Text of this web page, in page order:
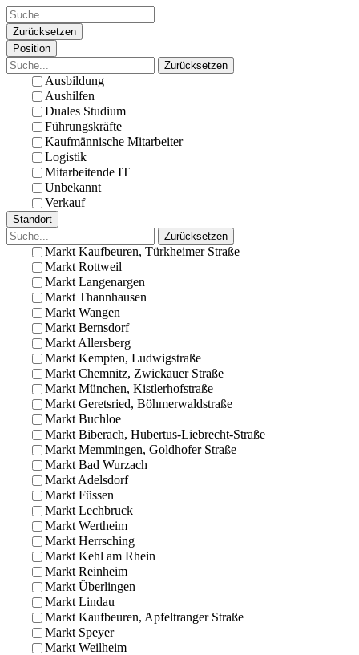
Zurücksetzen
Position
Zurücksetzen
Ausbildung
Aushilfen
Duales Studium
Führungskräfte
Kaufmännische Mitarbeiter
Logistik
Mitarbeitende IT
Unbekannt
Verkauf
Standort
Zurücksetzen
Markt Kaufbeuren, Türkheimer Straße
Markt Rottweil
Markt Langenargen
Markt Thannhausen
Markt Wangen
Markt Bernsdorf
Markt Allersberg
Markt Kempten, Ludwigstraße
Markt Chemnitz, Zwickauer Straße
Markt München, Kistlerhofstraße
Markt Geretsried, Böhmerwaldstraße
Markt Buchloe
Markt Biberach, Hubertus-Liebrecht-Straße
Markt Memmingen, Goldhofer Straße
Markt Bad Wurzach
Markt Adelsdorf
Markt Füssen
Markt Lechbruck
Markt Wertheim
Markt Herrsching
Markt Kehl am Rhein
Markt Reinheim
Markt Überlingen
Markt Lindau
Markt Kaufbeuren, Apfeltranger Straße
Markt Speyer
Markt Weilheim